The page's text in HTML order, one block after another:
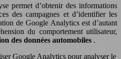
permet d’obtenir des informations
des campagnes et d’identifier les
de Google Analytics est d’autant
du comportement utilisateur,
des données automobiles .
Google Analytics pour analyser le